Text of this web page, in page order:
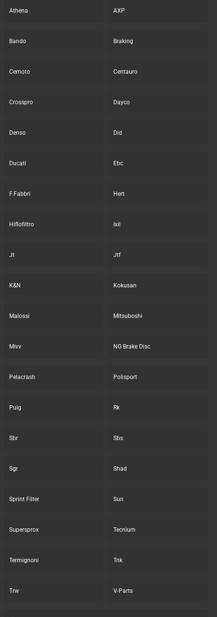
Athena AXP
Bando Braking
Cemoto Centauro
Crosspro Dayco
Denso Did
Ducati Ebc
F.Fabbri Hert
Hiflofiltro Ixil
Jt Jtf
K&N Kokusan
Malossi Mitsuboshi
Mivv NG Brake Disc
Pelacrash Polisport
Puig Rk
Sbr Sbs
Sgr Shad
Sprint Filter Sun
Supersprox Tecnium
Termignoni Tnk
Trw V-Parts